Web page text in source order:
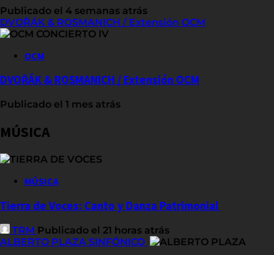
Publicado el 4 semanas atrás
DVOŘÁK & ROSMANICH / Extensión OCM
OCM
DVOŘÁK & ROSMANICH / Extensión OCM
Publicado el 1 mes atrás
MÚSICA
MÚSICA
Tierra de Voces: Canto y Danza Patrimonial
TRM Publicado el 21 horas atrás
ALBERTO PLAZA SINFÓNICO